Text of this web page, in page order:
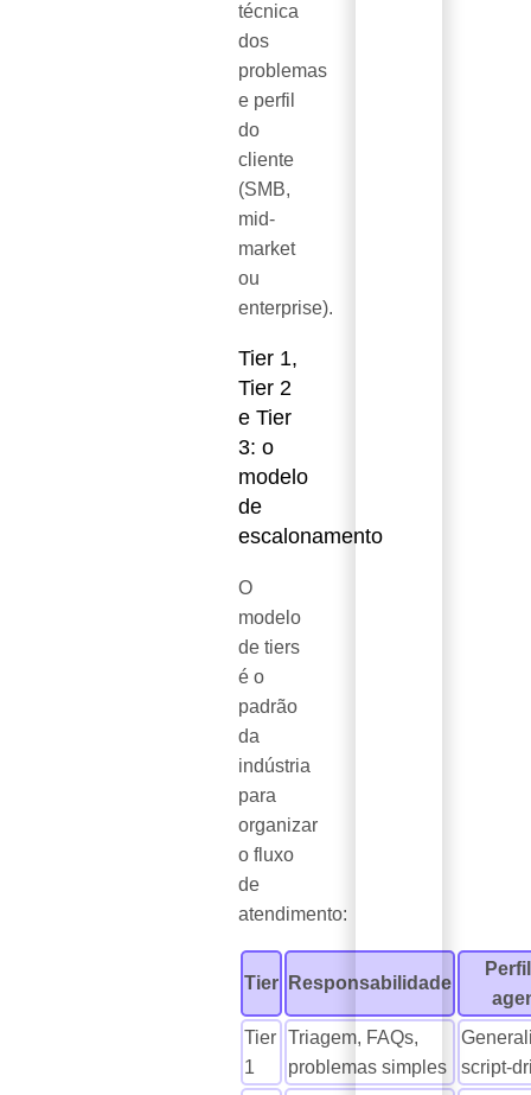
técnica
dos
problemas
e perfil
do
cliente
(SMB,
mid-
market
ou
enterprise).
Tier 1,
Tier 2
e Tier
3: o
modelo
de
escalonamento
O
modelo
de tiers
é o
padrão
da
indústria
para
organizar
o fluxo
de
atendimento:
Tier Responsabilidade
Tier
1
Triagem, FAQs,
problemas simples
script-